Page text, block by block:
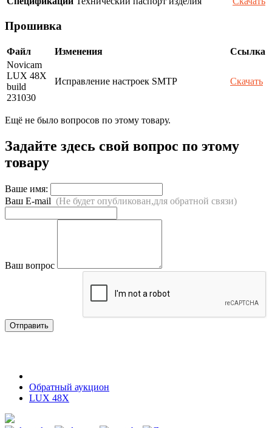
Прошивка
Файл Изменения
Ссылка
Novicam
LUX 48X
build
231030
Исправление настроек SMTP Скачать
Ещё не было вопросов по этому товару.
Задайте здесь свой вопрос по этому
товару
Ваше имя:
Ваш E-mail (Не будет опубликован,для обратной связи)
Ваш вопрос
Отправить
Обратный аукцион
LUX 48X